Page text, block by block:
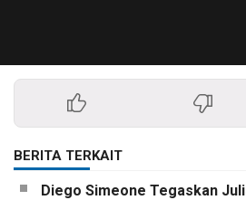
BERITA TERKAIT
Diego Simeone Tegaskan